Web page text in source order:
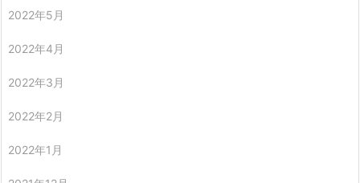
2022年5月
2022年4月
2022年3月
2022年2月
2022年1月